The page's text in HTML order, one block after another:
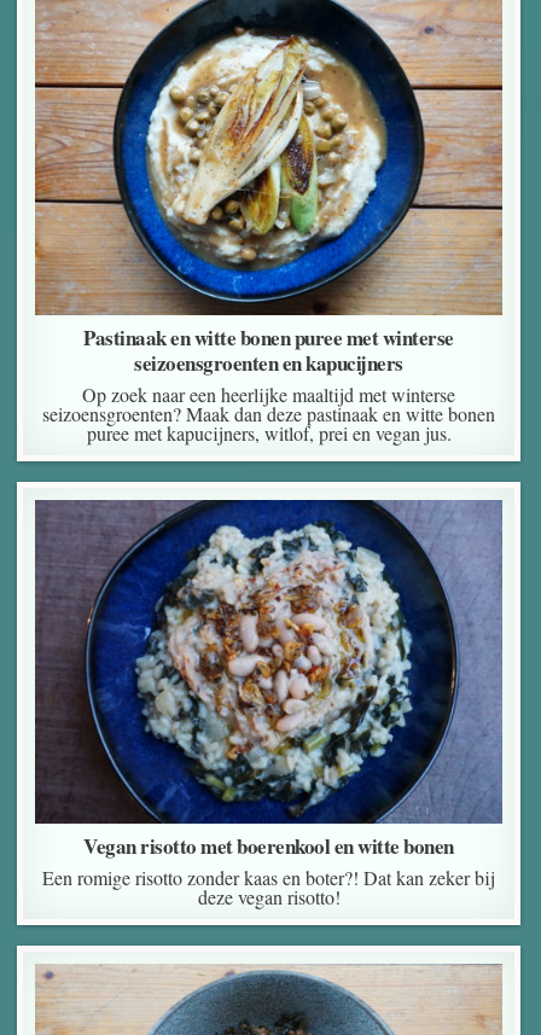
Pastinaak en witte bonen puree met winterse
seizoensgroenten en kapucijners
Op zoek naar een heerlijke maaltijd met winterse
seizoensgroenten? Maak dan deze pastinaak en witte bonen
puree met kapucijners, witlof, prei en vegan jus.
Vegan risotto met boerenkool en witte bonen
Een romige risotto zonder kaas en boter?! Dat kan zeker bij
deze vegan risotto!